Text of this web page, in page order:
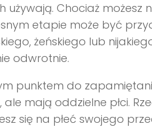
używają. Chociaż
etapie może być
żeńskiego lub
odwrotnie.
punktem do
ale mają oddzielne płci.
się na płeć swojego